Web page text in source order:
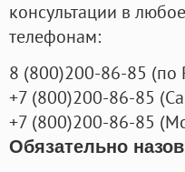
консультации в
телефонам:
8 (800)200-86-85 (по
+7 (800)200-86-85 (
+7 (800)200-86-85 (
Обязательно